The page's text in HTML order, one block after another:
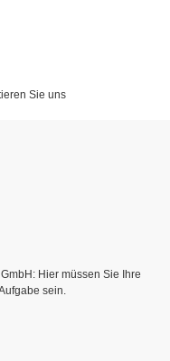
Sie uns
Hier müssen Sie Ihre
sein.